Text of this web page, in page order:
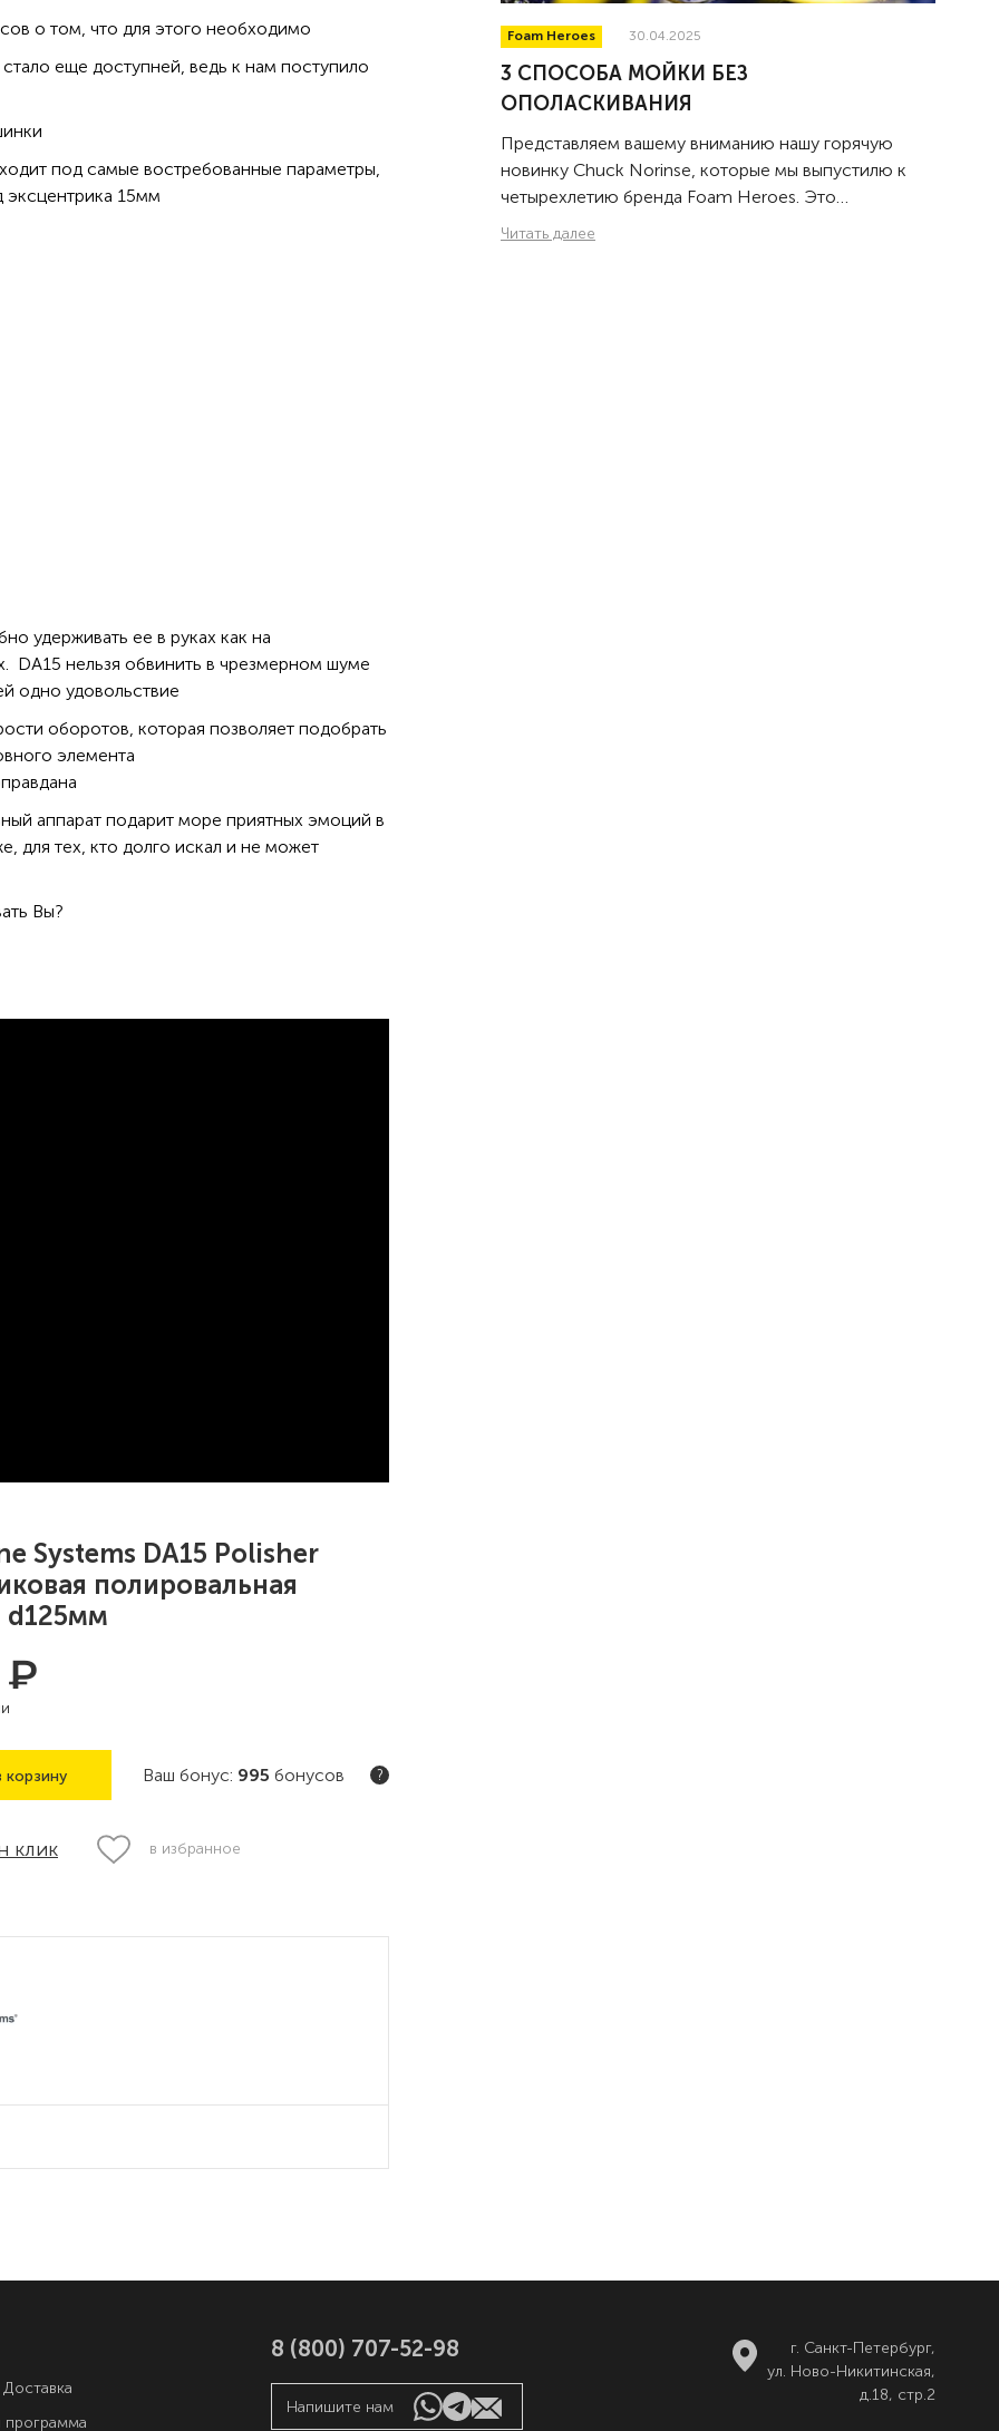
о том, что для этого необходимо
еще доступней, ведь к нам поступило
под самые востребованные параметры,
15мм
удерживать ее в руках как на
DA15 нельзя обвинить в чрезмерном шуме
одно удовольствие
оборотов, которая позволяет подобрать
элемента
аппарат подарит море приятных эмоций в
для тех, кто долго искал и не может
Вы?
Systems DA15 Polisher
полировальная
₽
корзину Ваш бонус: 995 бонусов ?
клик в избранное
Foam Heroes 30.04.2025
3 СПОСОБА МОЙКИ БЕЗ
ОПОЛАСКИВАНИЯ
Представляем вашему вниманию нашу горячую
новинку Chuck Norinse, которые мы выпустилю к
четырехлетию бренда Foam Heroes. Это
суперконцентрированный керамический шампунь
Читать далее
программа
8 (800) 707-52-98
Напишите нам
г. Санкт-Петербург,
ул. Ново-Никитинская,
д.18, стр.2